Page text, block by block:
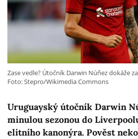
Uruguayský útočník Darwin
minulou sezonou do
elitního kanonýra. Pověst
Zase vedle? Útočník Darwin Núñez dokáže
Foto: Stepro/Wikimedia Commons